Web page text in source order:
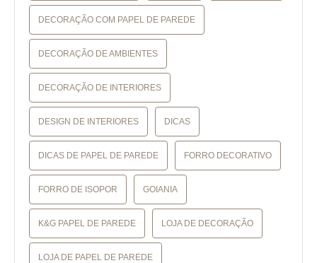
DECORAÇÃO COM PAPEL DE PAREDE
DECORAÇÃO DE AMBIENTES
DECORAÇÃO DE INTERIORES
DESIGN DE INTERIORES DICAS
DICAS DE PAPEL DE PAREDE FORRO DECORATIVO
FORRO DE ISOPOR GOIANIA
K&G PAPEL DE PAREDE LOJA DE DECORAÇÃO
LOJA DE PAPEL DE PAREDE